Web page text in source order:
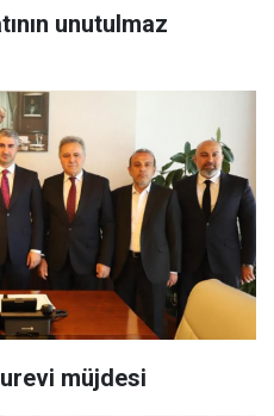
unutulmaz
müjdesi